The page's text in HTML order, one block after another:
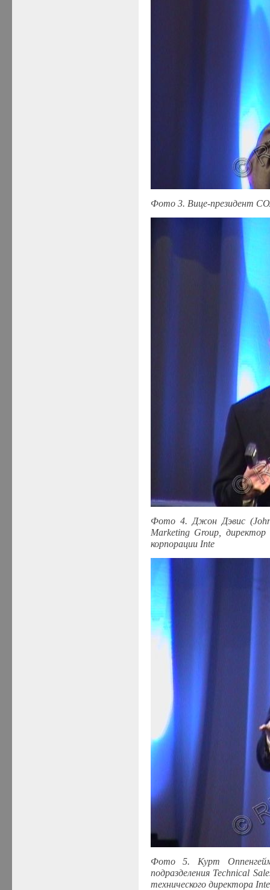
Фото 3. Вице-президент
Фото 4. Джон Дэвис
Marketing Group,директор
корпорацииInte
Фото 5. Курт
подразделения Technical
технического директора